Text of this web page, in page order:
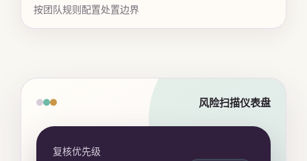
按团队规则配置处置边界
风险扫描仪表盘
复核优先级